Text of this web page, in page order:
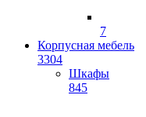
7
Корпусная мебель
3304
Шкафы
845